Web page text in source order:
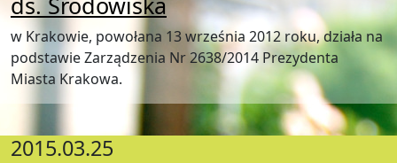
w Krakowie, powołana 13 września 2012 roku, działa na
podstawie Zarządzenia Nr 2638/2014 Prezydenta
Miasta Krakowa.
2015.03.25